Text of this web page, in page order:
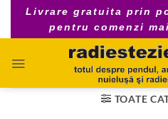
content
Livrare gratuita prin
pentru comenzi
TOATE